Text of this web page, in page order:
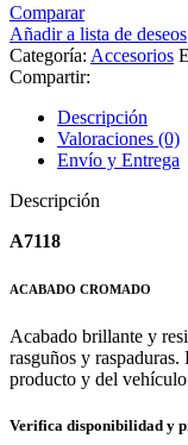
Comparar
Añadir a lista de deseos
Categoría: Accesorios
Compartir:
Descripción
Valoraciones (0)
Envío y Entrega
Descripción
A7118
ACABADO CROMADO
Acabado brillante y
rasguños y
producto y del vehículo
Verifica disponibilidad y